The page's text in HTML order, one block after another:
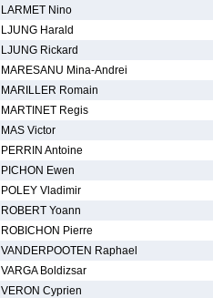
LARMET Nino
LJUNG Harald
LJUNG Rickard
MARESANU Mina-Andrei
MARILLER Romain
MARTINET Regis
MAS Victor
PERRIN Antoine
PICHON Ewen
POLEY Vladimir
ROBERT Yoann
ROBICHON Pierre
VANDERPOOTEN Raphael
VARGA Boldizsar
VERON Cyprien